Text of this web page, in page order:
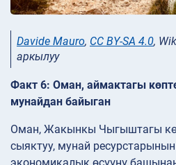
Davide Mauro, CC BY-SA 4.0,
аркылуу
Факт 6: Оман, аймактагы
мунайдан байыган
Оман, Жакынкы Чыгыштагы
сыяктуу, мунай